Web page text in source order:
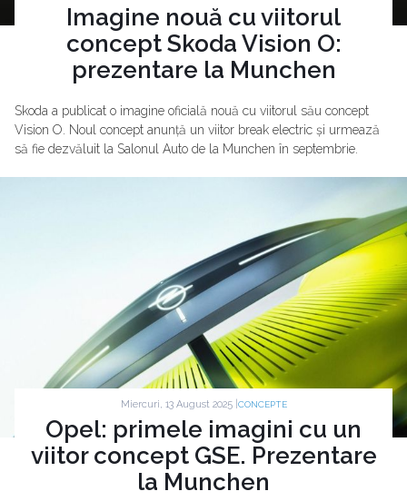
Imagine nouă cu viitorul
concept Skoda Vision O:
prezentare la Munchen
Skoda a publicat o imagine oficială nouă cu viitorul său concept
Vision O. Noul concept anunță un viitor break electric și urmează
să fie dezvăluit la Salonul Auto de la Munchen în septembrie.
Miercuri, 13 August 2025 | CONCEPTE
Opel: primele imagini cu un
viitor concept GSE. Prezentare
la Munchen